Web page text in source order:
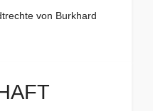
von Burkhard